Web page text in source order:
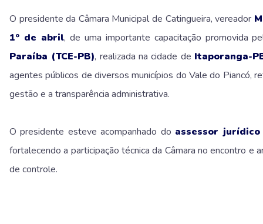
O presidente da Câmara Municipal de Catingueira, vereador
1º de abril, de uma importante capacitação promovida
Paraíba (TCE-PB), realizada na cidade de Itaporanga-
agentes públicos de diversos municípios do Vale do Piancó,
gestão e a transparência administrativa.
O presidente esteve acompanhado do assessor
fortalecendo a participação técnica da Câmara no encontro e
de controle.